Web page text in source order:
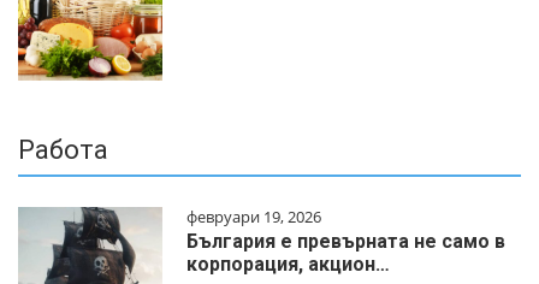
Работа
февруари 19, 2026
България е превърната не само в
корпорация, акцион…